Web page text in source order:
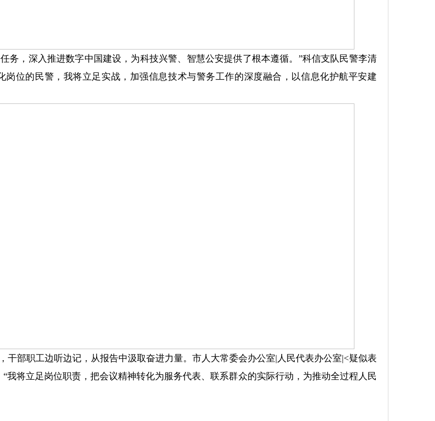
务，深入推进数字中国建设，为科技兴警、智慧公安提供了根本遵循。 ”科信支队民警李清
岗位的民警，我将立足实战，加强信息技术与警务工作的深度融合，以信息化护航平安建
部职工边听边记，从报告中汲取奋进力量。市人大常委会办公室|人民代表办公室|<疑似表
“我将立足岗位职责，把会议精神转化为服务代表、联系群众的实际行动，为推动全过程人民